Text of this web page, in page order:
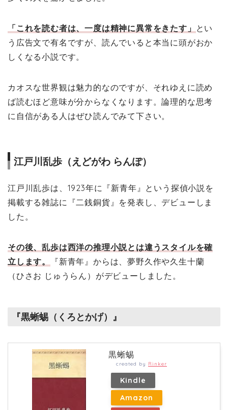
「これを読む者は、一度は精神に異常をきたす」 とい
う広告文で有名ですが、読んでいると本当に頭がおか
しくなる小説です。
カオスな世界観は魅力的なのですが、それゆえに読め
ば読むほど意味が分からなくなります。論理的な思考
に自信がある人はぜひ読んでみて下さい。
江戸川乱歩（えどがわ らんぽ）
江戸川乱歩は、1923年に『新青年』という探偵小説を
掲載する雑誌に『二銭銅貨』を発表し、デビューしま
した。
その後、乱歩は西洋の推理小説とは違うスタイルを確
立します。
『新青年』からは、夢野久作や久生十蘭
（ひさお じゅうらん）がデビューしました。
『黒蜥蜴（くろとかげ）』
黒蜥蜴
created by Rinker
Kindle
Amazon